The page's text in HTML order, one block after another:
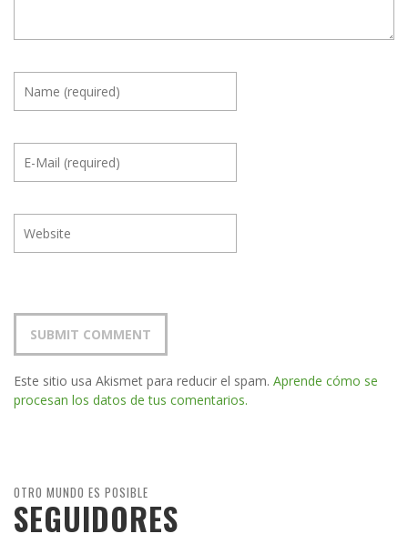
Este sitio usa Akismet para reducir el spam. Aprende cómo se
procesan los datos de tus comentarios.
OTRO MUNDO ES POSIBLE
SEGUIDORES